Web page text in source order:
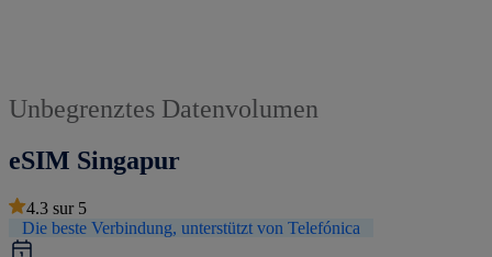
Unbegrenztes Datenvolumen
eSIM Singapur
4.3 sur 5
Die beste Verbindung, unterstützt von Telefónica